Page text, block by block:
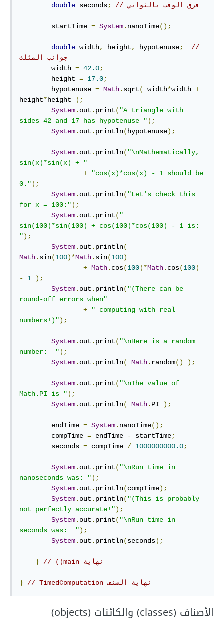
double seconds; // فرق الوقت بالثواني
        startTime
= System. nanoTime();
double width, height, hypotenuse;
//
جوانب المثلث
        width
= 42.0;
        height
= 17.0;
        hypotenuse
= Math. sqrt( width*width +
height*height
);
System. out . print( "A triangle with
sides 42 and 17 has hypotenuse ");
System. out . println( hypotenuse);
System. out . println( "\nMathematically,
sin(x)*sin(x) + "
+
"cos(x)*cos(x) - 1 should be
0.");
System. out . println( "Let's check this
for x = 100:");
System. out . print( "
sin(100)*sin(100) + cos(100)*cos(100) - 1 is:
");
System. out . println(
Math. sin(100)*Math. sin(100)
+ Math. cos(100)*Math. cos(100)
-
1
);
System. out . println( "(There can be
round-off errors when"
+
" computing with real
numbers!)");
System. out . print( "\nHere is a random
number:  ");
System. out . println( Math. random() );
System. out . print( "\nThe value of
Math.PI is ");
System. out . println( Math. PI );
        endTime
= System. nanoTime();
        compTime
= endTime - startTime;
        seconds
= compTime / 1000000000.0;
System. out . print( "\nRun time in
nanoseconds was: ");
System. out . println(compTime);
System. out . println( "(This is probably
not perfectly accurate!");
System. out . print( "\nRun time in
seconds was:  ");
System. out . println(seconds);
} // ‫نهاية main()
} // ‫نهاية الصنف TimedComputation
الأصناف (classes) والكائنات (objects)